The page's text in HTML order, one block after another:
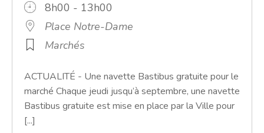
8h00 - 13h00
Place Notre-Dame
Marchés
ACTUALITÉ - Une navette Bastibus gratuite pour le
marché Chaque jeudi jusqu’à septembre, une navette
Bastibus gratuite est mise en place par la Ville pour
[...]